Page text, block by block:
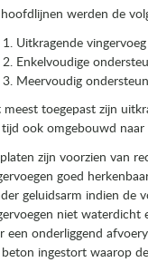
werden de
Uitkragende vingervoeg
Enkelvoudige
Meervoudig
meest toegepast zijn
ook omgebouwd naar
zijn voorzien van
goed
geluidsarm indien de
niet waterdicht
een onderliggend
beton ingestort waarop